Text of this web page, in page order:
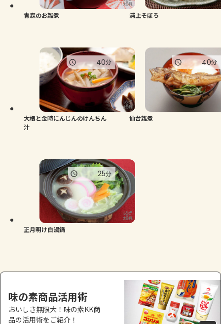
青森のお雑煮 浦上そぼろ
大根と金時にんじんのけんちん
汁
40分
仙台雑煮
40分
正月明け白湯鍋
25分
味の素商品活用術
おいしさ無限大！味の素KK商
品の活用術をご紹介！